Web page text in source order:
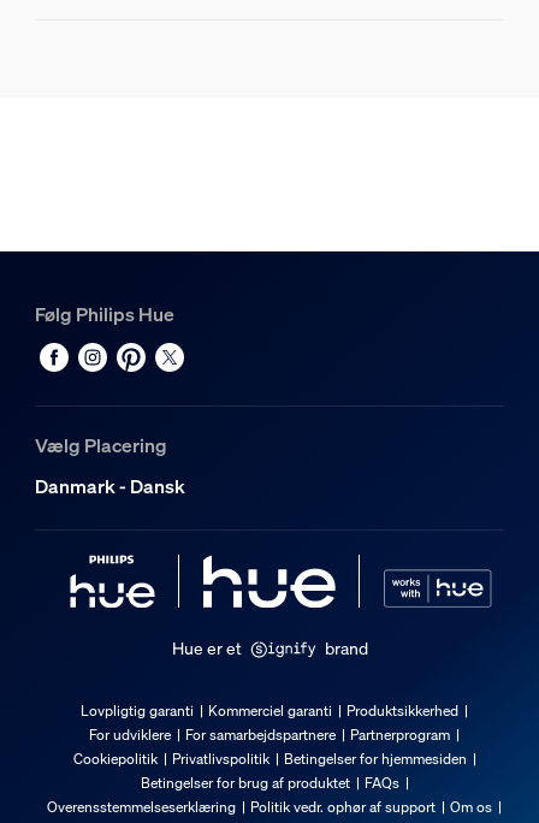
Materiale
Holdbarhed
Ekstra funktioner/tilbehør medfølger
4 belysningsløsninger
Batterier inkluderet
Kan dæmpes med Hue app og switch
Kan dæmpes med fjernbetjening
Følg Philips Hue
Vælg Placering
Danmark - Dansk
Hue er et brand
Lovpligtig garanti Kommerciel garanti
Produktsikkerhed
For udviklere
For samarbejdspartnere
Partnerprogram
Cookiepolitik
Privatlivspolitik
Betingelser for hjemmesiden
Betingelser for brug af produktet
FAQs
Overensstemmelseserklæring
Politik vedr. ophør af support
Om os